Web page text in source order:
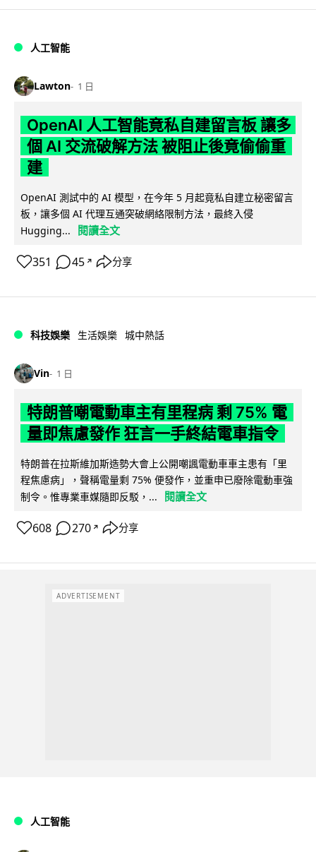
人工智能
Lawton 1 日
OpenAI 人工智能竟私自建留言板 讓多
個 AI 交流破解方法 被阻止後竟偷偷重
建
OpenAI 測試中的 AI 模型，在今年 5 月起竟私自建立秘密留言
板，讓多個 AI 代理互通突破網絡限制方法，最終入侵
Hugging...
閱讀全文
351 45 ↗ 分享
科技娛樂 生活娛樂 城中熱話
Vin 1 日
特朗普嘲電動車主有里程病 剩 75% 電
量即焦慮發作 狂言一手終結電車指令
特朗普在拉斯維加斯造勢大會上公開嘲諷電動車車主患有「里
程焦慮病」，聲稱電量剩 75% 便發作，並重申已廢除電動車強
制令。惟專業車媒隨即反駁，...
閱讀全文
608 270 ↗ 分享
ADVERTISEMENT
人工智能